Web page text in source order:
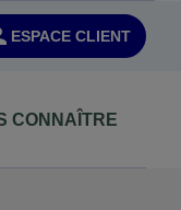
ESPACE CLIENT
CONNAÎTRE